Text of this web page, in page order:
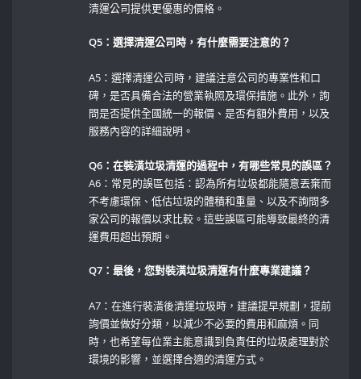
清運公司提供更優惠的價格。
Q5：選擇清運公司時，有什麼需要注意的？
A5：選擇清運公司時，建議注意公司的專業性和口
碑，是否具備合法的營業執照及環保措施。此外，詢
問是否提供全國統一的報價、是否有額外費用，以及
服務內容的詳細說明。
Q6：在裝潢垃圾清運的過程中，有哪些常見的誤區？
A6：常見的誤區包括：認為所有垃圾都能隨意丟棄而
不考慮環保、低估垃圾的體積和重量、以及不詢問多
家公司的報價以求比較。這些誤區可能導致最終的清
運費用超出預期。
Q7：最後，您對裝潢垃圾清運有什麼專業建議？
A7：在進行裝潢後清運垃圾時，建議提早規劃，提前
詢價並做好分類，以減少不必要的費用和麻煩。同
時，也希望每位業主能意識到負責任的垃圾處理對於
環境的影響，並選擇合適的清運方式。